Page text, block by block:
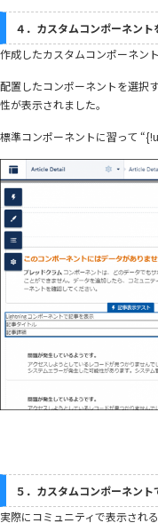
４．カスタムコンポーネント
作成したカスタムコンポーネン
配置したコンポーネントを選択
性が表示されました。
標準コンポーネントに習って
５．カスタムコンポーネント
実際にコミュニティで表示される